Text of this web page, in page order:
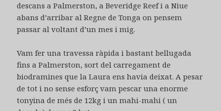
descans a Palmerston, a Beveridge Reef i a Niue
abans d’arribar al Regne de Tonga on pensem
passar al voltant d’un mes i mig.
Vam fer una travessa ràpida i bastant bellugada
fins a Palmerston, sort del carregament de
biodramines que la Laura ens havia deixat. A pesar
de tot i no sense esforç vam pescar una enorme
tonyina de més de 12kg i un mahi-mahi ( un